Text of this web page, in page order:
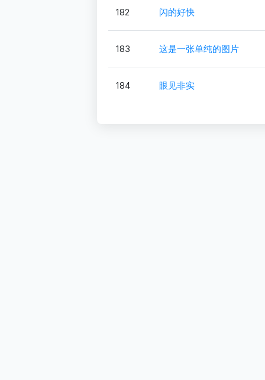
182 闪的好快
183 这是一张单纯的图片
184 眼见非实